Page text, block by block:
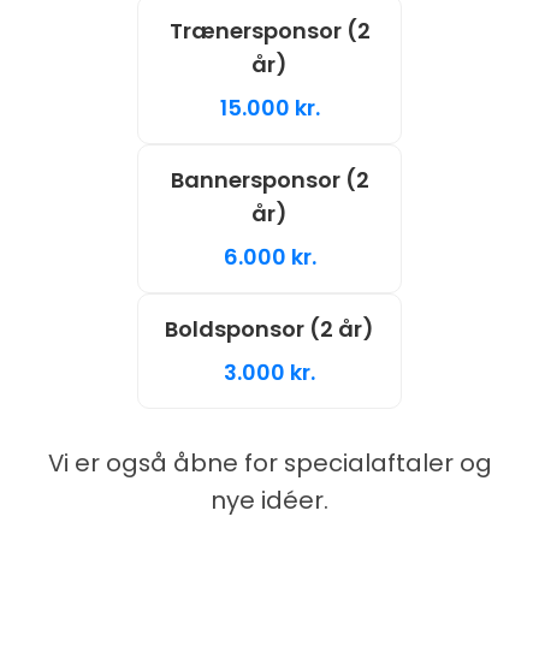
Trænersponsor (2
år)
15.000 kr.
Bannersponsor (2
år)
6.000 kr.
Boldsponsor (2 år)
3.000 kr.
Vi er også åbne for specialaftaler og
nye idéer.